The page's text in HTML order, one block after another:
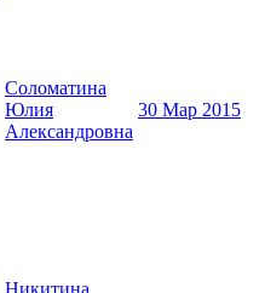
Соломатина
Юлия
Александровна
30 Мар 2015